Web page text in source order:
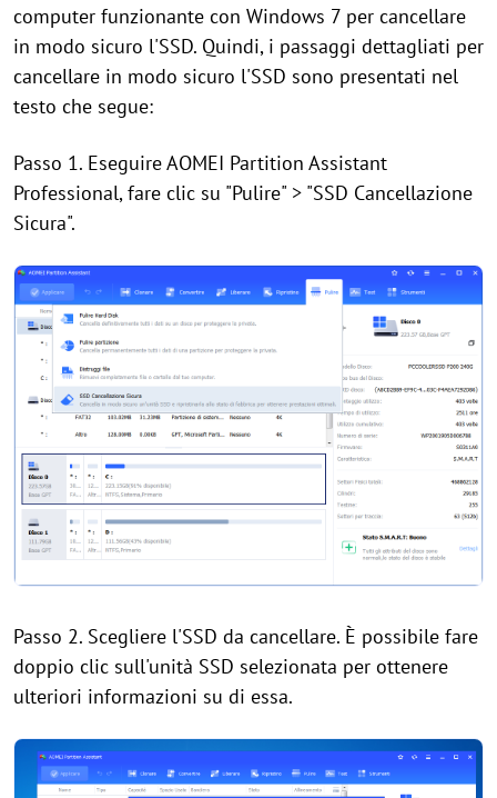
computer funzionante con Windows 7 per cancellare
in modo sicuro l'SSD. Quindi, i passaggi dettagliati per
cancellare in modo sicuro l'SSD sono presentati nel
testo che segue:
Passo 1. Eseguire AOMEI Partition Assistant
Professional, fare clic su "Pulire" > "SSD Cancellazione
Sicura".
Passo 2. Scegliere l'SSD da cancellare. È possibile fare
doppio clic sull'unità SSD selezionata per ottenere
ulteriori informazioni su di essa.